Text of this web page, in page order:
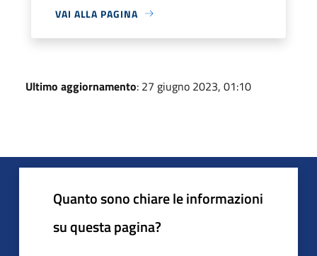
VAI ALLA PAGINA
Ultimo aggiornamento: 27 giugno 2023, 01:10
Quanto sono chiare le informazioni
su questa pagina?